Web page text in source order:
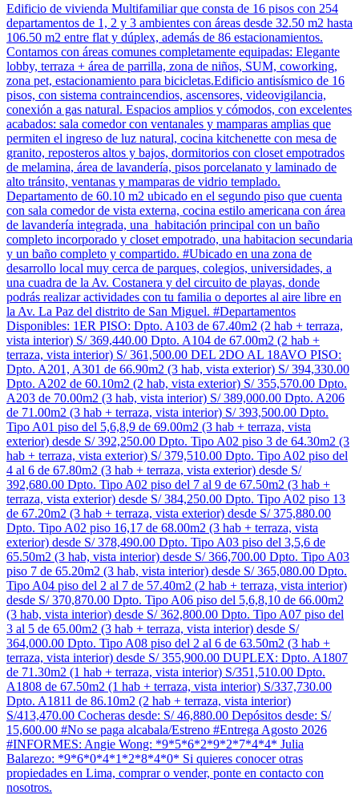
Edificio de vivienda Multifamiliar que consta de 16 pisos con 254
departamentos de 1, 2 y 3 ambientes con áreas desde 32.50 m2 hasta
106.50 m2 entre flat y dúplex, además de 86 estacionamientos.
Contamos con áreas comunes completamente equipadas: Elegante
lobby, terraza + área de parrilla, zona de niños, SUM, coworking,
zona pet, estacionamiento para bicicletas.Edificio antisísmico de 16
pisos, con sistema contraincendios, ascensores, videovigilancia,
conexión a gas natural. Espacios amplios y cómodos, con excelentes
acabados: sala comedor con ventanales y mamparas amplias que
permiten el ingreso de luz natural, cocina kitchenette con mesa de
granito, reposteros altos y bajos, dormitorios con closet empotrados
de melamina, área de lavandería, pisos porcelanato y laminado de
alto tránsito, ventanas y mamparas de vidrio templado.
Departamento de 60.10 m2 ubicado en el segundo piso que cuenta
con sala comedor de vista externa, cocina estilo americana con área
de lavandería integrada, una habitación principal con un baño
completo incorporado y closet empotrado, una habitacion secundaria
y un baño completo y compartido. #Ubicado en una zona de
desarrollo local muy cerca de parques, colegios, universidades, a
una cuadra de la Av. Costanera y del circuito de playas, donde
podrás realizar actividades con tu familia o deportes al aire libre en
la Av. La Paz del distrito de San Miguel. #Departamentos
Disponibles: 1ER PISO: Dpto. A103 de 67.40m2 (2 hab + terraza,
vista interior) S/ 369,440.00 Dpto. A104 de 67.00m2 (2 hab +
terraza, vista interior) S/ 361,500.00 DEL 2DO AL 18AVO PISO:
Dpto. A201, A301 de 66.90m2 (3 hab, vista exterior) S/ 394,330.00
Dpto. A202 de 60.10m2 (2 hab, vista exterior) S/ 355,570.00 Dpto.
A203 de 70.00m2 (3 hab, vista interior) S/ 389,000.00 Dpto. A206
de 71.00m2 (3 hab + terraza, vista interior) S/ 393,500.00 Dpto.
Tipo A01 piso del 5,6,8,9 de 69.00m2 (3 hab + terraza, vista
exterior) desde S/ 392,250.00 Dpto. Tipo A02 piso 3 de 64.30m2 (3
hab + terraza, vista exterior) S/ 379,510.00 Dpto. Tipo A02 piso del
4 al 6 de 67.80m2 (3 hab + terraza, vista exterior) desde S/
392,680.00 Dpto. Tipo A02 piso del 7 al 9 de 67.50m2 (3 hab +
terraza, vista exterior) desde S/ 384,250.00 Dpto. Tipo A02 piso 13
de 67.20m2 (3 hab + terraza, vista exterior) desde S/ 375,880.00
Dpto. Tipo A02 piso 16,17 de 68.00m2 (3 hab + terraza, vista
exterior) desde S/ 378,490.00 Dpto. Tipo A03 piso del 3,5,6 de
65.50m2 (3 hab, vista interior) desde S/ 366,700.00 Dpto. Tipo A03
piso 7 de 65.20m2 (3 hab, vista interior) desde S/ 365,080.00 Dpto.
Tipo A04 piso del 2 al 7 de 57.40m2 (2 hab + terraza, vista interior)
desde S/ 370,870.00 Dpto. Tipo A06 piso del 5,6,8,10 de 66.00m2
(3 hab, vista interior) desde S/ 362,800.00 Dpto. Tipo A07 piso del
3 al 5 de 65.00m2 (3 hab + terraza, vista interior) desde S/
364,000.00 Dpto. Tipo A08 piso del 2 al 6 de 63.50m2 (3 hab +
terraza, vista interior) desde S/ 355,900.00 DUPLEX: Dpto. A1807
de 71.30m2 (1 hab + terraza, vista interior) S/351,510.00 Dpto.
A1808 de 67.50m2 (1 hab + terraza, vista interior) S/337,730.00
Dpto. A1811 de 86.10m2 (2 hab + terraza, vista interior)
S/413,470.00 Cocheras desde: S/ 46,880.00 Depósitos desde: S/
15,600.00 #No se paga alcabala/Estreno #Entrega Agosto 2026
#INFORMES: Angie Wong: *9*5*6*2*9*2*7*4*4* Julia
Balarezo: *9*6*0*4*1*2*8*4*0* Si quieres conocer otras
propiedades en Lima, comprar o vender, ponte en contacto con
nosotros.